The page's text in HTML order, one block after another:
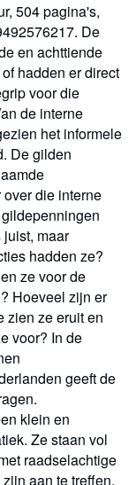
504 pagina's,
De
en achttiende
hadden er direct
voor die
de interne
het informele
De gilden
die interne
maar
hadden ze?
ze voor de
Hoeveel zijn er
zien ze eruit en
voor? In de
geeft de
klein en
Ze staan vol
raadselachtige
aan te treffen,